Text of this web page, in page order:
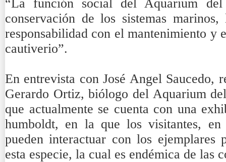
“La función social del Aquarium
conservación de los sistemas
responsabilidad con el mantenimiento y
cautiverio”.
En entrevista con José Angel Saucedo,
Gerardo Ortiz, biólogo del Aquarium
que actualmente se cuenta con una
humboldt, en la que los visitantes,
pueden interactuar con los ejemplares
esta especie, la cual es endémica de las